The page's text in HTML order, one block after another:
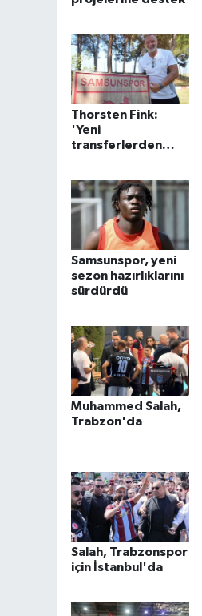
Thorsten Fink:
'Yeni
transferlerden
yapacağız'
Samsunspor, yeni
sezon hazırlıklarını
sürdürdü
Muhammed Salah,
Trabzon'da
Salah, Trabzonspor
için İstanbul'da